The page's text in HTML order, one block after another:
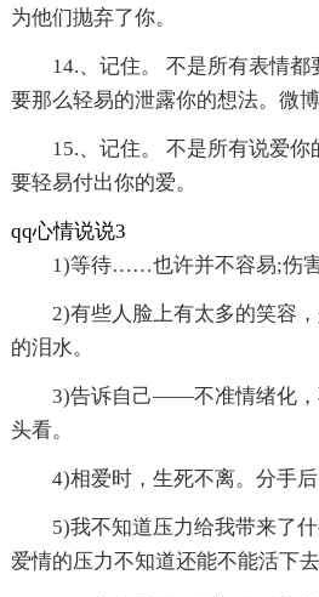
为他们抛弃了你。
14.、记住。 不是所有表情
要那么轻易的泄露你的想法。微
15.、记住。 不是所有说爱
要轻易付出你的爱。
qq心情说说3
1)等待……也许并不容易;伤
2)有些人脸上有太多的笑容
的泪水。
3)告诉自己——不准情绪化，
头看。
4)相爱时，生死不离。分手后
5)我不知道压力给我带来了
爱情的压力不知道还能不能活下去